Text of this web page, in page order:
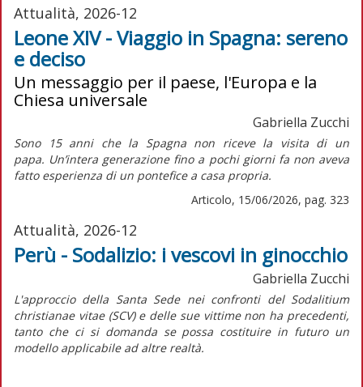
Attualità, 2026-12
Leone XIV - Viaggio in Spagna: sereno
e deciso
Un messaggio per il paese, l'Europa e la
Chiesa universale
Gabriella Zucchi
Sono 15 anni che la Spagna non riceve la visita di un
papa. Un’intera generazione fino a pochi giorni fa non aveva
fatto esperienza di un pontefice a casa propria.
Articolo, 15/06/2026, pag. 323
Attualità, 2026-12
Perù - Sodalizio: i vescovi in ginocchio
Gabriella Zucchi
L'approccio della Santa Sede nei confronti del Sodalitium
christianae vitae(SCV) e delle sue vittime non ha precedenti,
tanto che ci si domanda se possa costituire in futuro un
modello applicabile ad altre realtà.